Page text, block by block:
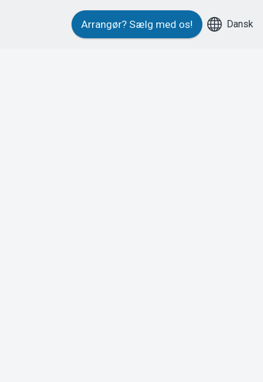
Arrangør? Sælg med os! Dansk